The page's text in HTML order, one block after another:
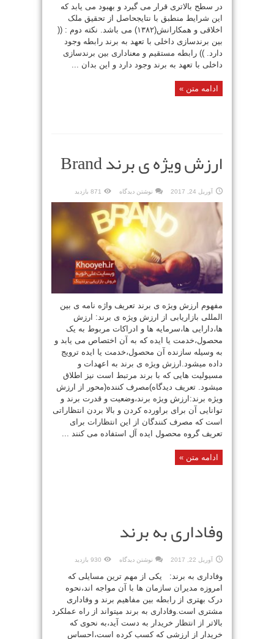
در سطح بالاتری قرار می گیرد و بهبود می یابد که
این شرایط منطبق با نتایجحاصل از تحقیق ملک
اخلاقی و همکارانش(۱۳۸۲) می باشد. نکته دوم : ((
بین برندسازی داخلی با تعهد به برند رابطه وجود
دارد. )) رابطه مستقیم و معناداری بین برندسازی
داخلی با تعهد به برند وجود دارد و این بدان ...
ادامه متن »
ارزش ویژه ی برند Brand
آوریل 24, 2017 نوشتن دیدگاه 871 بازدید
مفهوم ارزش ویژه ی برند تعریف واژه نامه ی بین
المللی بازاریابی از ارزش ویژه ی برند: ارزش
ها،دارایی ها،سرمایه ها و ادراکات مربوط به یک
محصول،خدمت یا ایده که به آن اختصاص می یابد و
به وسیله سازنده آن محصول،خدمت یا ایده ترویج
داده میشود.ارزش ویژه ی برند به اعهدات و
مسیولیت هایی که با برند مرتبط است نیز اطلاق
میشود. تعریف دیدگاه)مصرف کننده(محور از ارزش
ویژه برند:ارزش ویژه برند،وضعیت و قدرت برند و
توانایی آن برای براورده کردن و بالا بردن انتظاراتی
است که مصرف کنندگان از این انتظارات برای
تعریف گروه محصول ایده آل استفاده می کنند ...
ادامه متن »
وفاداری به برند
آوریل 22, 2017 نوشتن دیدگاه 930 بازدید
وفاداری به برند: یکی از مهم ترین مسایلی که
امروزه مدیران سازمان ها با آن مواجه اند،نحوه
درک بهتری از رابطه بین مفاهیم برند و وفاداری
مشتری است.وفاداری به برند میتواند از راه عملکرد
بالاتر از انتظار خریدار به دست آید،به نحوی که
خریدار از ارزشی که کسب کرده است،احساس